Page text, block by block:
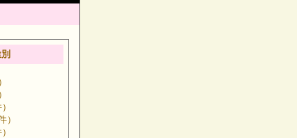
）